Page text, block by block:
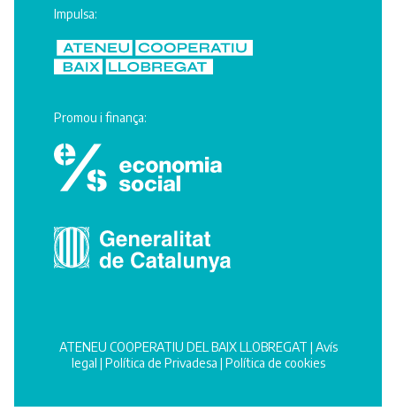
Impulsa:
Promou i finança:
ATENEU COOPERATIU DEL BAIX LLOBREGAT | Avís
legal | Política de Privadesa | Política de cookies